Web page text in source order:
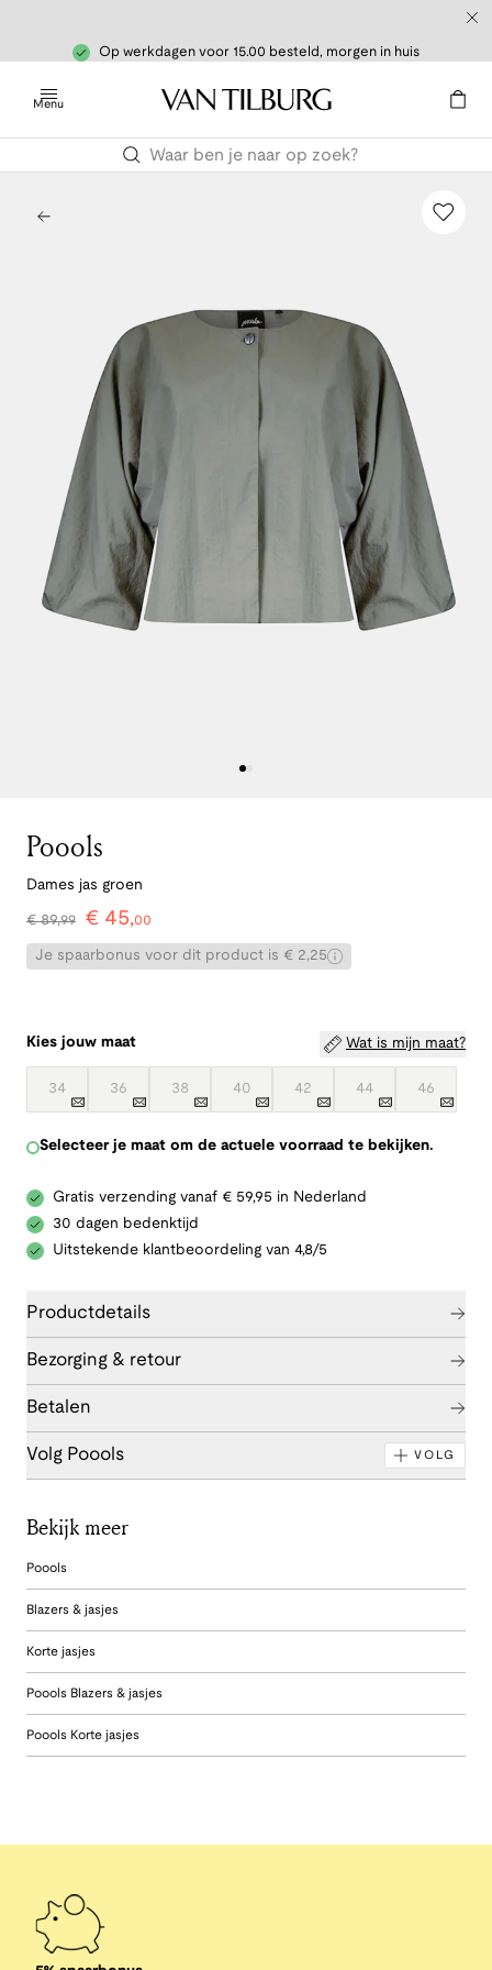
Op werkdagen voor 15.00 besteld, morgen in huis
Menu
Poools
Dames jas groen
€89,99 € 45,00
Je spaarbonus voor dit product is € 2,25
Kies jouw maat Wat is mijn maat?
34 36 38 40 42 44 46
Selecteer je maat om de actuele voorraad te bekijken.
Gratis verzending vanaf € 59,95 in Nederland
30 dagen bedenktijd
Uitstekende klantbeoordeling van 4,8/5
Productdetails
Bezorging & retour
Betalen
Volg Poools VOLG
Bekijk meer
Poools
Blazers & jasjes
Korte jasjes
Poools Blazers & jasjes
Poools Korte jasjes